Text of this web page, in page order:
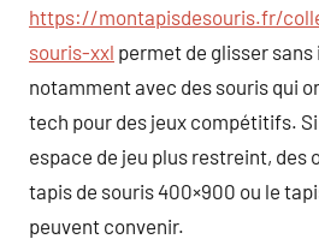
https://montapisdesouris.fr/
souris-xxl permet de glisser
notamment avec des souris qui
tech pour des jeux compétitifs.
espace de jeu plus restreint, des
tapis de souris 400×900 ou le
peuvent convenir.